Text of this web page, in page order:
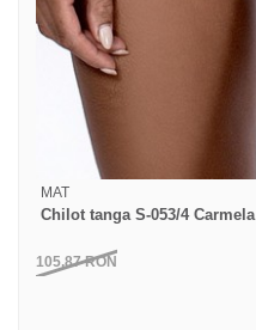
MAT
Chilot tanga S-053/4 Carmela
105,87RON